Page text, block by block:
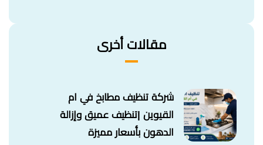
مقالات أخرى
شركة تنظيف مطابخ في ام
القيوين |تنظيف عميق وإزالة
الدهون بأسعار مميزة